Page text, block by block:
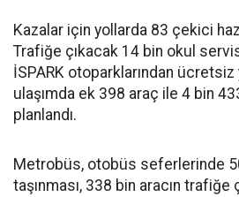
Kazalar için yollarda 83 çekici
Trafiğe çıkacak 14 bin okul
İSPARK otoparklarından
ulaşımda ek 398 araç ile 4 bin
planlandı.
Metrobüs, otobüs seferlerinde
taşınması, 338 bin aracın trafiğe